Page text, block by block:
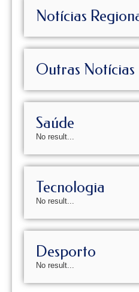
Notícias
Outras Notícias
Saúde
No result...
Tecnologia
No result...
Desporto
No result...